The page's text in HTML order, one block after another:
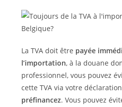
La TVA doit être payée
l’importation, à la douane
professionnel, vous pouvez
cette TVA via votre
préfinancez. Vous pouvez